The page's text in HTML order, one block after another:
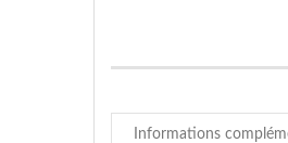
Informations